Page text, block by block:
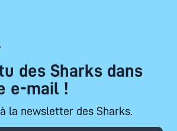
des Sharks dans
e-mail !
la newsletter des Sharks.